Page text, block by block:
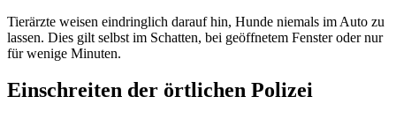
Tierärzte weisen eindringlich darauf hin, Hunde niemals im Auto zu
lassen. Dies gilt selbst im Schatten, bei geöffnetem Fenster oder nur
für wenige Minuten.
Einschreiten der örtlichen Polizei